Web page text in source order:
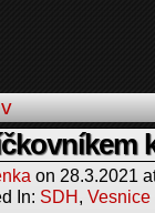
on 28.3.2021
In: SDH, Vesnice